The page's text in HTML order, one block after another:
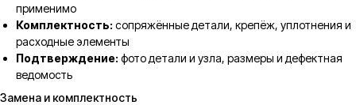
применимо
Комплектность: сопряжённые детали, крепёж, уплотнения и
расходные элементы
Подтверждение: фото детали и узла, размеры и дефектная
ведомость
Замена и комплектность